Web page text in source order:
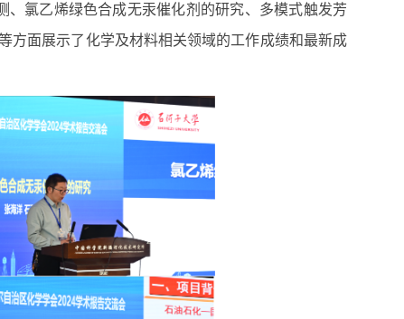
、氯乙烯绿色合成无汞催化剂的研究、多模式触发芳
方面展示了化学及材料相关领域的工作成绩和最新成